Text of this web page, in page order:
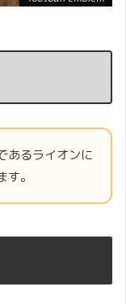
あるライオンに
。